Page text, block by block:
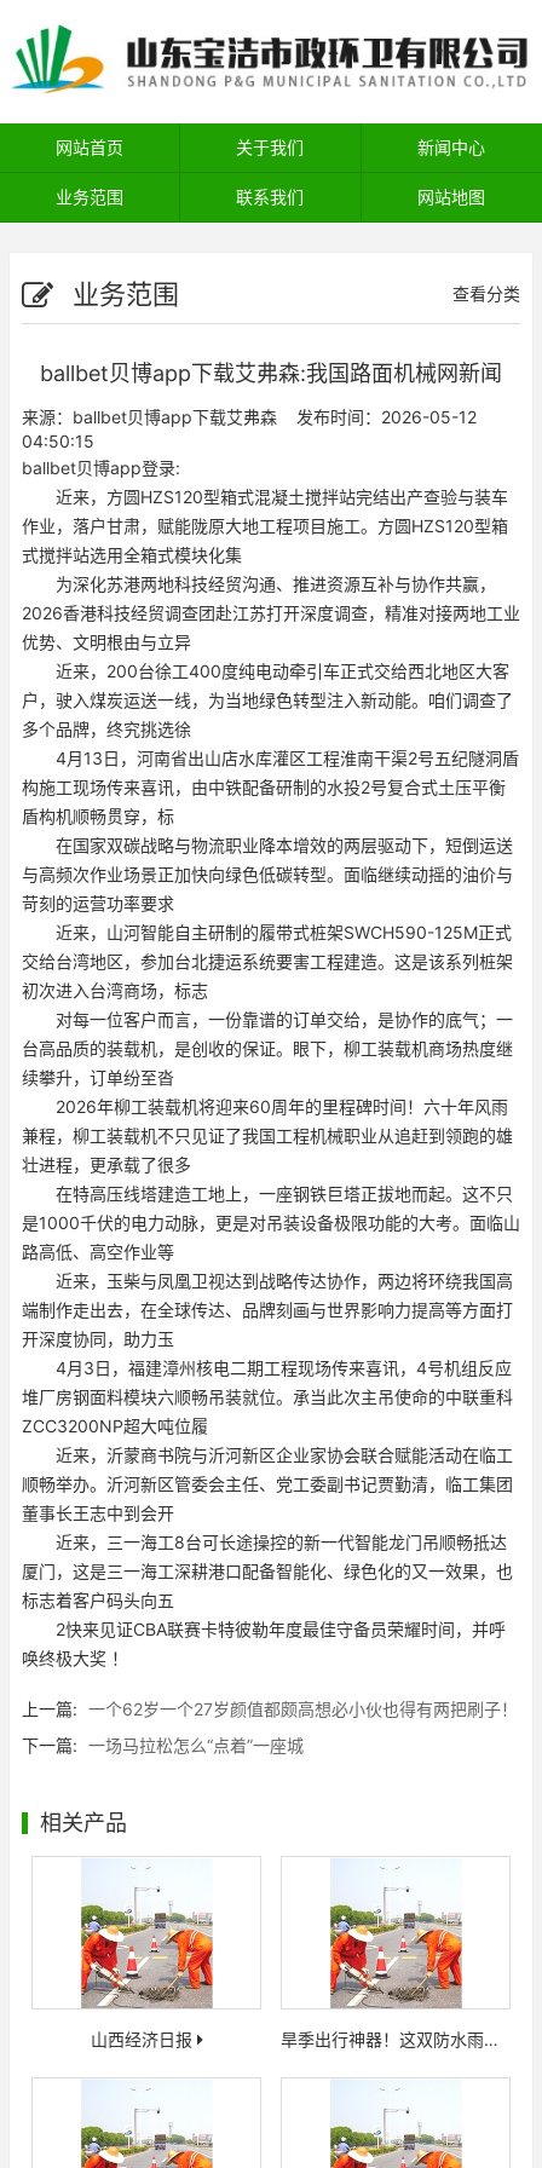
网站首页 关于我们 新闻中心
业务范围 联系我们 网站地图
业务范围 查看分类
ballbet贝博app下载艾弗森:我国路面机械网新闻
来源： ballbet贝博app下载艾弗森 发布时间：2026-05-12
04:50:15
ballbet贝博app登录:
近来，方圆HZS120型箱式混凝土搅拌站完结出产查验与装车
作业，落户甘肃，赋能陇原大地工程项目施工。方圆HZS120型箱
式搅拌站选用全箱式模块化集
为深化苏港两地科技经贸沟通、推进资源互补与协作共赢，
2026香港科技经贸调查团赴江苏打开深度调查，精准对接两地工业
优势、文明根由与立异
近来，200台徐工400度纯电动牵引车正式交给西北地区大客
户，驶入煤炭运送一线，为当地绿色转型注入新动能。咱们调查了
多个品牌，终究挑选徐
4月13日，河南省出山店水库灌区工程淮南干渠2号五纪隧洞盾
构施工现场传来喜讯，由中铁配备研制的水投2号复合式土压平衡
盾构机顺畅贯穿，标
在国家双碳战略与物流职业降本增效的两层驱动下，短倒运送
与高频次作业场景正加快向绿色低碳转型。面临继续动摇的油价与
苛刻的运营功率要求
近来，山河智能自主研制的履带式桩架SWCH590-125M正式
交给台湾地区，参加台北捷运系统要害工程建造。这是该系列桩架
初次进入台湾商场，标志
对每一位客户而言，一份靠谱的订单交给，是协作的底气；一
台高品质的装载机，是创收的保证。眼下，柳工装载机商场热度继
续攀升，订单纷至沓
2026年柳工装载机将迎来60周年的里程碑时间！六十年风雨
兼程，柳工装载机不只见证了我国工程机械职业从追赶到领跑的雄
壮进程，更承载了很多
在特高压线塔建造工地上，一座钢铁巨塔正拔地而起。这不只
是1000千伏的电力动脉，更是对吊装设备极限功能的大考。面临山
路高低、高空作业等
近来，玉柴与凤凰卫视达到战略传达协作，两边将环绕我国高
端制作走出去，在全球传达、品牌刻画与世界影响力提高等方面打
开深度协同，助力玉
4月3日，福建漳州核电二期工程现场传来喜讯，4号机组反应
堆厂房钢面料模块六顺畅吊装就位。承当此次主吊使命的中联重科
ZCC3200NP超大吨位履
近来，沂蒙商书院与沂河新区企业家协会联合赋能活动在临工
顺畅举办。沂河新区管委会主任、党工委副书记贾勤清，临工集团
董事长王志中到会开
近来，三一海工8台可长途操控的新一代智能龙门吊顺畅抵达
厦门，这是三一海工深耕港口配备智能化、绿色化的又一效果，也
标志着客户码头向五
2快来见证CBA联赛卡特彼勒年度最佳守备员荣耀时间，并呼
唤终极大奖 ！
上一篇: 一个62岁一个27岁颜值都颇高想必小伙也得有两把刷子！
下一篇: 一场马拉松怎么“点着”一座城
相关产品
山西经济日报 旱季出行神器！这双防水雨鞋套让你离别湿鞋为难